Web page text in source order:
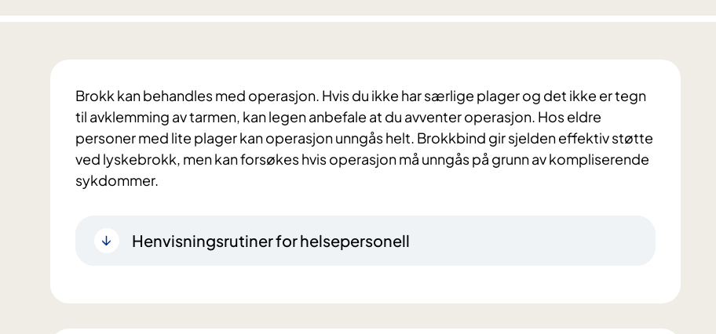
Brokk kan behandles med operasjon. Hvis du ikke har særlige plager og det ikke er tegn
til avklemming av tarmen, kan legen anbefale at du avventer operasjon. Hos eldre
personer med lite plager kan operasjon unngås helt. Brokkbind gir sjelden effektiv støtte
ved lyskebrokk, men kan forsøkes hvis operasjon må unngås på grunn av kompliserende
sykdommer.
Henvisningsrutiner for helsepersonell